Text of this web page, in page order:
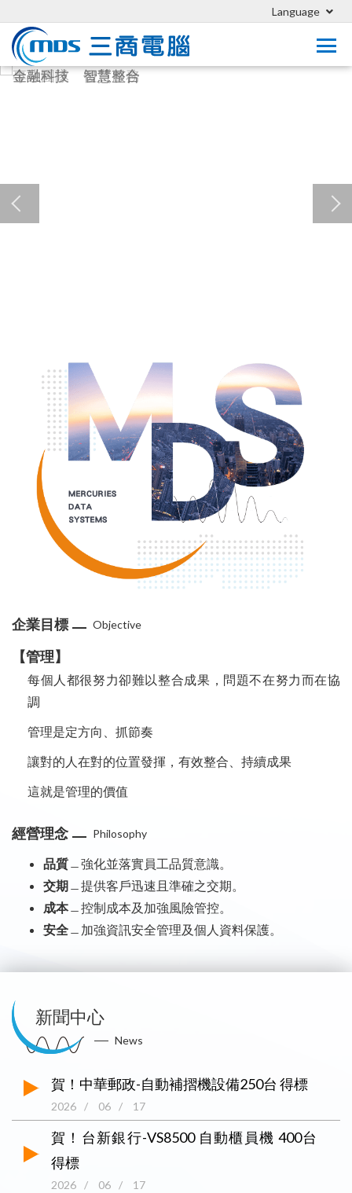
Language
企業目標 Objective
【管理】
每個人都很努力卻難以整合成果，問題不在努力而在協
調
管理是定方向、抓節奏
讓對的人在對的位置發揮，有效整合、持續成果
這就是管理的價值
經營理念 Philosophy
品質﹘強化並落實員工品質意識。
交期﹘提供客戶迅速且準確之交期。
成本﹘控制成本及加強風險管控。
安全﹘加強資訊安全管理及個人資料保護。
新聞中心
News
賀！中華郵政-自動補摺機設備250台 得標
2026 / 06 / 17
賀！台新銀行-VS8500 自動櫃員機 400台
得標
2026 / 06 / 17